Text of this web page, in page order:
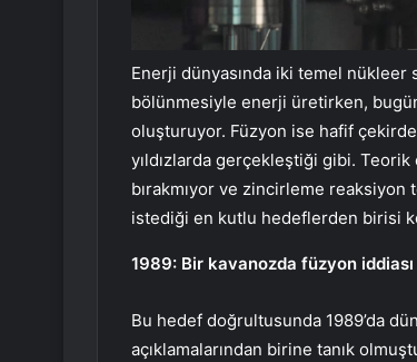
Enerji dünyasında iki temel nükleer
bölünmesiyle enerji üretirken,
oluşturuyor. Füzyon ise hafif
yıldızlarda gerçekleştiği gibi.
bırakmıyor ve zincirleme reaksiyon
istediği en kutlu hedeflerden birisi
1989: Bir kavanozda füzyon iddiası
Bu hedef doğrultusunda 1989’da
açıklamalarından birine tanık